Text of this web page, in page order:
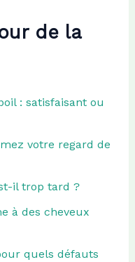
de la
: satisfaisant ou
votre regard de
il trop tard ?
à des cheveux
quels défauts